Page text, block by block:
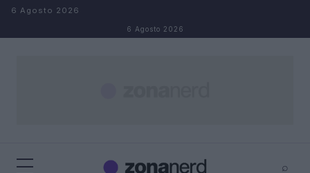
Salta al contenuto
6 Agosto 2026
6 Agosto 2026
⌕